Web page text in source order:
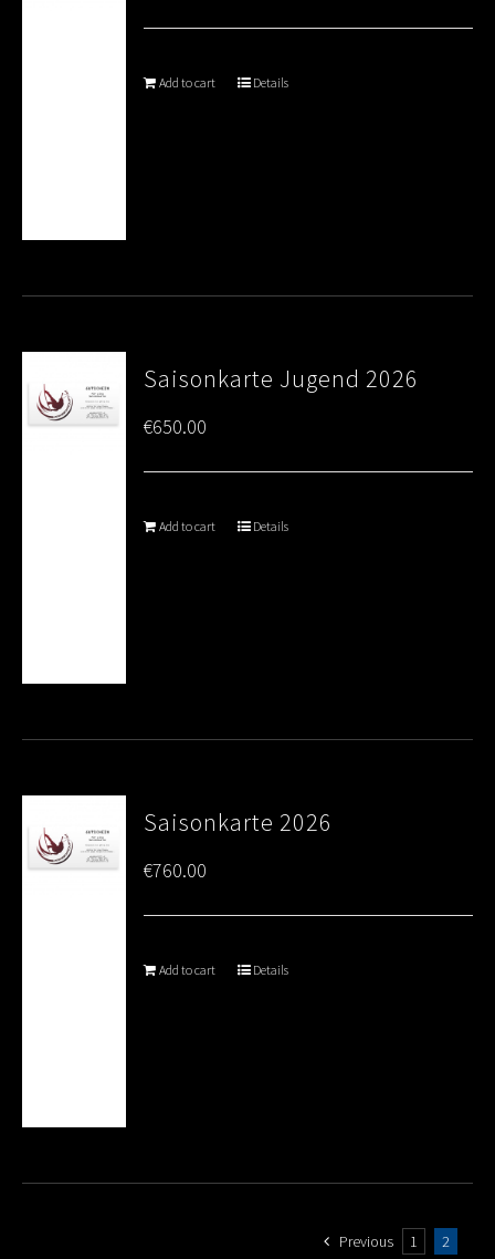
Add to cart Details
Saisonkarte Jugend 2026
€650.00
Add to cart Details
Saisonkarte 2026
€760.00
Add to cart Details
Previous 1 2